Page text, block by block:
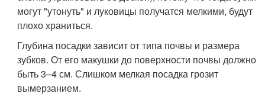
могут "утонуть" и луковицы получатся мелкими, будут
плохо храниться.
Глубина посадки зависит от типа почвы и размера
зубков. От его макушки до поверхности почвы должно
быть 3–4 см. Слишком мелкая посадка грозит
вымерзанием.